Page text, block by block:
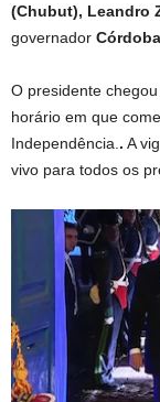
(Chubut), Leandro
governador
O presidente
horário em que
Independência. . A
vivo para todos os